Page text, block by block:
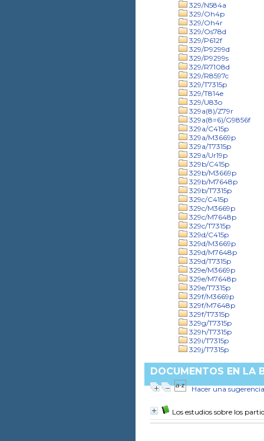
329/N584a
329/Oh4p
329/Oh4r
329/Os78d
329/P612f
329/P9299d
329/P9299s
329/R7108d
329/R8597c
329/T7315p
329/T814e
329/U83o
329a(8)/Z79r
329a(8=6)/G9856f
329a/C415p
329a/M3669p
329a/T7315p
329a/Ur19p
329b/C415p
329b/M3669p
329b/M7648p
329b/T7315p
329c/C415p
329c/M3669p
329c/M7648p
329c/T7315p
329d/C415p
329d/M3669p
329d/M7648p
329d/T7315p
329e/M3669p
329e/M7648p
329e/T7315p
329f/M3669p
329f/M7648p
329f/T7315p
329g/T7315p
329h/T7315p
329i/T7315p
329j/T7315p
DOCUMENTOS EN LA
Hacer una sugerencia
Los estudios sobre los